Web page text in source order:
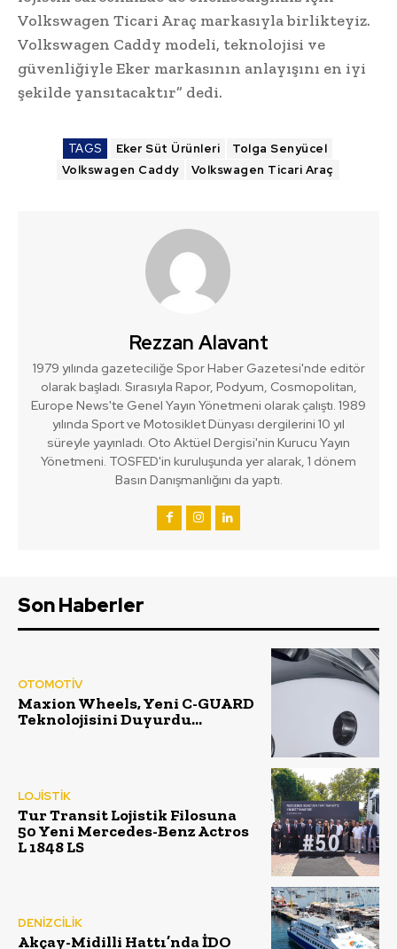
Volkswagen Ticari Araç markasıyla birlikteyiz.
Volkswagen Caddy modeli, teknolojisi ve
güvenliğiyle Eker markasının anlayışını en iyi
şekilde yansıtacaktır” dedi.
TAGS Eker Süt Ürünleri
Tolga Senyücel
Volkswagen Caddy
Volkswagen Ticari Araç
Rezzan Alavant
1979 yılında gazeteciliğe Spor Haber Gazetesi'nde editör
olarak başladı. Sırasıyla Rapor, Podyum, Cosmopolitan,
Europe News'te Genel Yayın Yönetmeni olarak çalıştı. 1989
yılında Sport ve Motosiklet Dünyası dergilerini 10 yıl
süreyle yayınladı. Oto Aktüel Dergisi'nin Kurucu Yayın
Yönetmeni. TOSFED'in kuruluşunda yer alarak, 1 dönem
Basın Danışmanlığını da yaptı.
Son Haberler
OTOMOTİV
Maxion Wheels, Yeni C-GUARD
Teknolojisini Duyurdu…
LOJİSTİK
Tur Transit Lojistik Filosuna
50 Yeni Mercedes-Benz Actros
L 1848 LS
DENİZCİLİK
Akçay-Midilli Hattı’nda İDO